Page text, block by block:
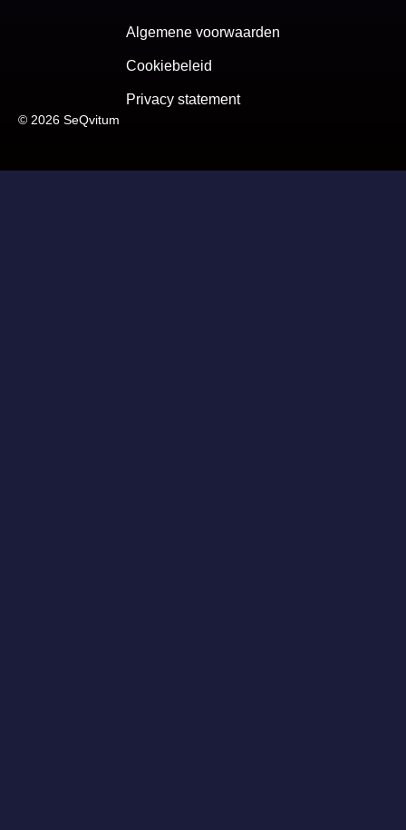
© 2026 SeQvitum
Algemene voorwaarden
Cookiebeleid
Privacy statement